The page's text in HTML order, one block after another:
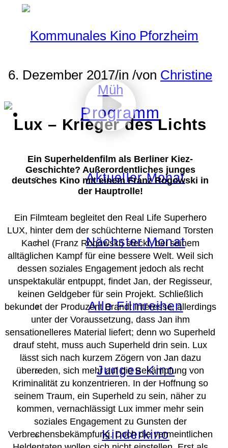
Programm
Aktueller Monat
Nächster Monat
Alle Filmreihen
Junges Kino
Kinderkino
6. Dezember 2017/in /von Christine
Müh
Lux – Krieger des Lichts
Ein Superheldenfilm als Berliner Kiez-
Geschichte? Außerordentliches junges
deutsches Kino mit einem Franz Rogowski in
der Hauptrolle!
Ein Filmteam begleitet den Real Life Superhero
LUX, hinter dem der schüchterne Niemand Torsten
Kachel (Franz Rogowski) steckt, bei seinem
alltäglichen Kampf für eine bessere Welt. Weil sich
dessen soziales Engagement jedoch als recht
unspektakulär entpuppt, findet Jan, der Regisseur,
keinen Geldgeber für sein Projekt. Schließlich
bekundet der Produzent Brandt Interesse, allerdings
unter der Voraussetzung, dass Jan ihm
sensationelleres Material liefert; denn wo Superheld
drauf steht, muss auch Superheld drin sein. Lux
lässt sich nach kurzem Zögern von Jan dazu
überreden, sich mehr auf die Bekämpfung von
Kriminalität zu konzentrieren. In der Hoffnung so
seinem Traum, ein Superheld zu sein, näher zu
kommen, vernachlässigt Lux immer mehr sein
soziales Engagement zu Gunsten der
Verbrechensbekämpfung. Doch die vermeintlichen